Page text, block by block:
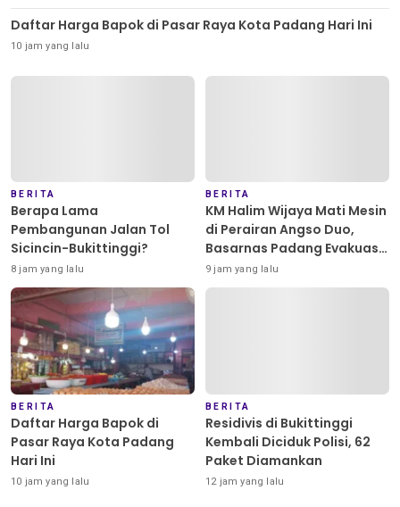
Daftar Harga Bapok di Pasar Raya Kota Padang Hari Ini
10 jam yang lalu
BERITA
Berapa Lama
Pembangunan Jalan Tol
Sicincin-Bukittinggi?
8 jam yang lalu
BERITA
KM Halim Wijaya Mati Mesin
di Perairan Angso Duo,
Basarnas Padang Evakuasi
Dua ABK Selamat
9 jam yang lalu
BERITA
Daftar Harga Bapok di
Pasar Raya Kota Padang
Hari Ini
10 jam yang lalu
BERITA
Residivis di Bukittinggi
Kembali Diciduk Polisi, 62
Paket Diamankan
12 jam yang lalu